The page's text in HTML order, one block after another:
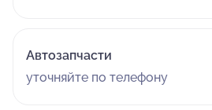
Автозапчасти
уточняйте по телефону